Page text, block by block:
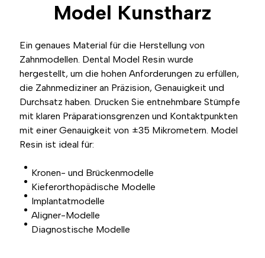
Model Kunstharz
Ein genaues Material für die Herstellung von
Zahnmodellen. Dental Model Resin wurde
hergestellt, um die hohen Anforderungen zu erfüllen,
die Zahnmediziner an Präzision, Genauigkeit und
Durchsatz haben. Drucken Sie entnehmbare Stümpfe
mit klaren Präparationsgrenzen und Kontaktpunkten
mit einer Genauigkeit von ±35 Mikrometern. Model
Resin ist ideal für:
Kronen- und Brückenmodelle
Kieferorthopädische Modelle
Implantatmodelle
Aligner-Modelle
Diagnostische Modelle